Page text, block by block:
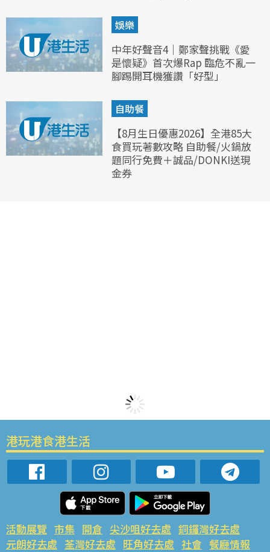
娛樂
中年好聲音4｜鄭家聲挑戰《愛
是懷疑》首次爆Rap 臨危不亂一
腳踢開耳機獲讚「好型」
自助餐
【8月生日優惠2026】全港85大
食買玩著數攻略 自助餐/火鍋放
題同行免費＋誠品/DONKI送現
金券
港玩港食港生活
活動展覽 市集 開倉 尖沙咀好去處 銅鑼灣好去處
元朗好去處 荃灣好去處 旺角好去處 社會 餐廳情報